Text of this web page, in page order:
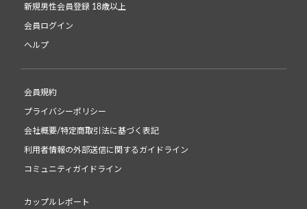
新規男性会員登録 18歳以上
会員ログイン
ヘルプ
会員規約
プライバシーポリシー
会社概要/特定商取引法に基づく表記
利用者情報の外部送信に関するガイドライン
コミュニティガイドライン
カップルレポート